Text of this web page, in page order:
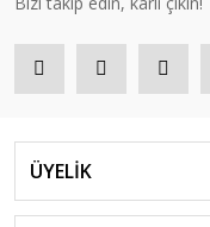
ÜYELİK